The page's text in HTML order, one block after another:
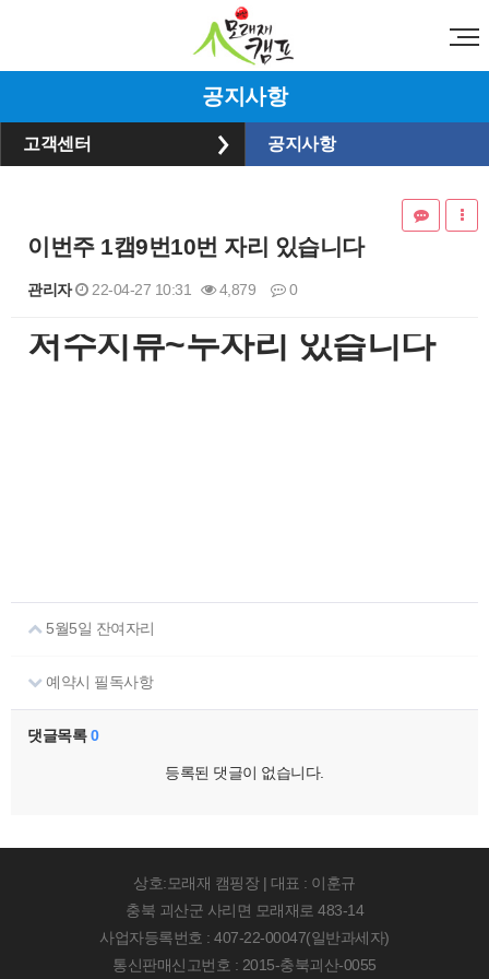
공지사항
고객센터 공지사항
이번주 1캠9번10번 자리 있습니다
관리자 22-04-27 10:31 4,879 0
본문
​저수지뷰~두자리 있습니다
5월5일 잔여자리
예약시 필독사항
댓글목록0
등록된 댓글이 없습니다.
상호:모래재 캠핑장 | 대표 : 이훈규
충북 괴산군 사리면 모래재로 483-14
사업자등록번호 : 407-22-00047(일반과세자)
통신판매신고번호 : 2015-충북괴산-0055